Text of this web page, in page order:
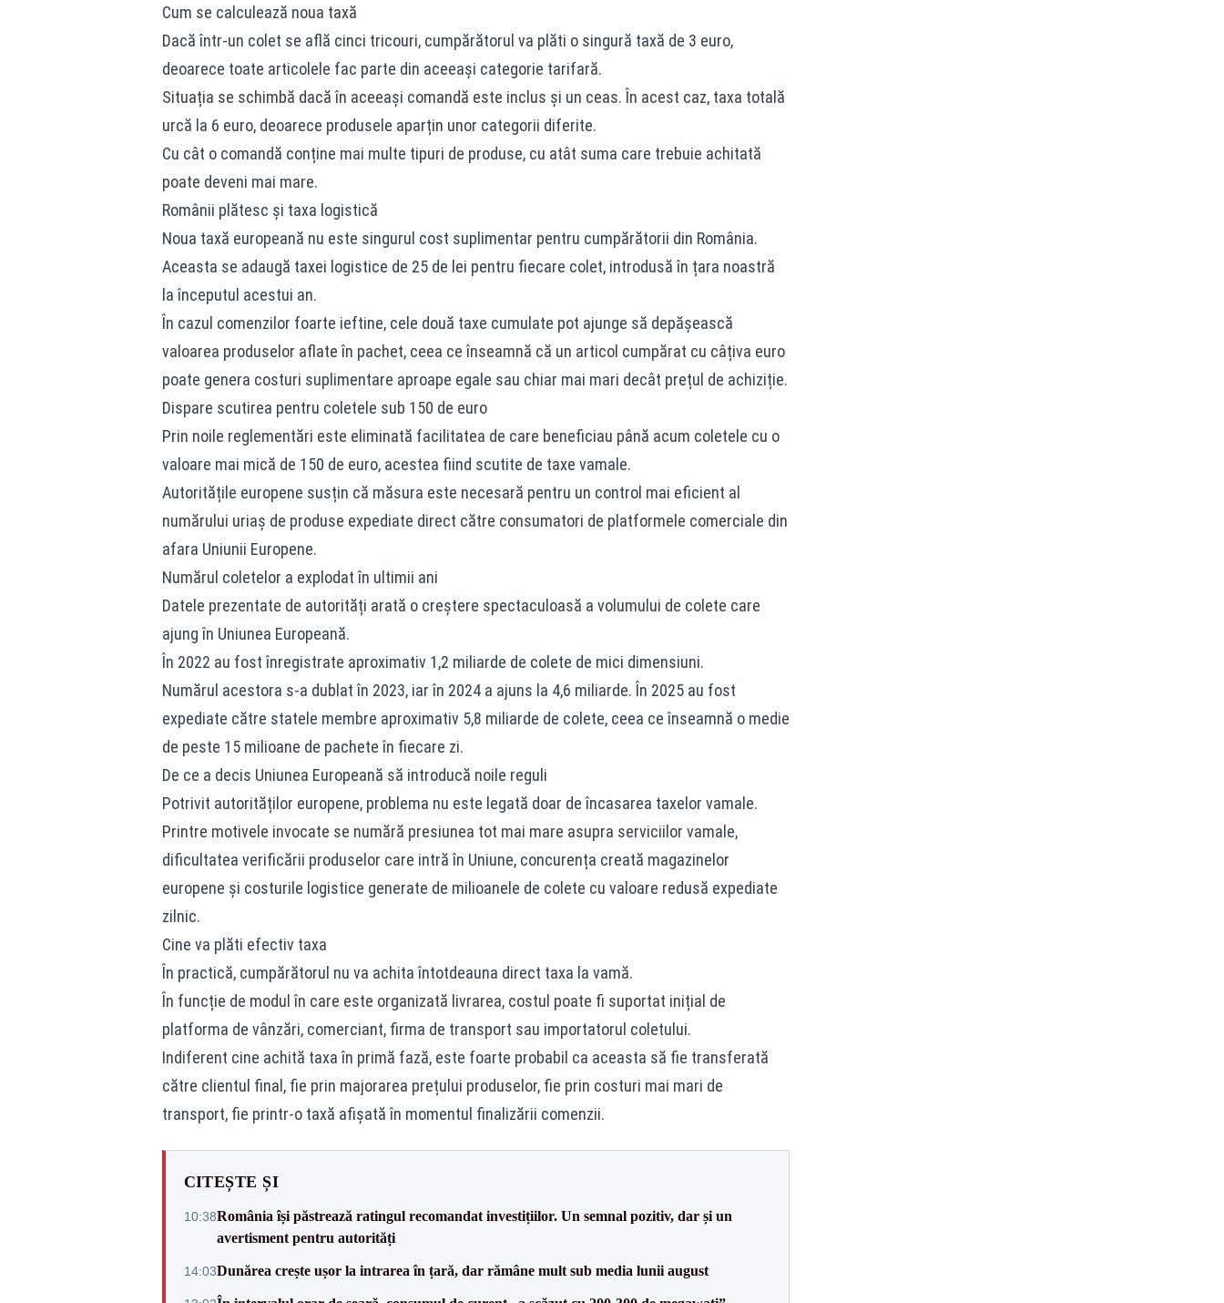
Cum se calculează noua taxă
Dacă într-un colet se află cinci tricouri, cumpărătorul va plăti o singură taxă de 3 euro,
deoarece toate articolele fac parte din aceeași categorie tarifară.
Situația se schimbă dacă în aceeași comandă este inclus și un ceas. În acest caz, taxa totală
urcă la 6 euro, deoarece produsele aparțin unor categorii diferite.
Cu cât o comandă conține mai multe tipuri de produse, cu atât suma care trebuie achitată
poate deveni mai mare.
Românii plătesc și taxa logistică
Noua taxă europeană nu este singurul cost suplimentar pentru cumpărătorii din România.
Aceasta se adaugă taxei logistice de 25 de lei pentru fiecare colet, introdusă în țara noastră
la începutul acestui an.
În cazul comenzilor foarte ieftine, cele două taxe cumulate pot ajunge să depășească
valoarea produselor aflate în pachet, ceea ce înseamnă că un articol cumpărat cu câțiva euro
poate genera costuri suplimentare aproape egale sau chiar mai mari decât prețul de achiziție.
Dispare scutirea pentru coletele sub 150 de euro
Prin noile reglementări este eliminată facilitatea de care beneficiau până acum coletele cu o
valoare mai mică de 150 de euro, acestea fiind scutite de taxe vamale.
Autoritățile europene susțin că măsura este necesară pentru un control mai eficient al
numărului uriaș de produse expediate direct către consumatori de platformele comerciale din
afara Uniunii Europene.
Numărul coletelor a explodat în ultimii ani
Datele prezentate de autorități arată o creștere spectaculoasă a volumului de colete care
ajung în Uniunea Europeană.
În 2022 au fost înregistrate aproximativ 1,2 miliarde de colete de mici dimensiuni.
Numărul acestora s-a dublat în 2023, iar în 2024 a ajuns la 4,6 miliarde. În 2025 au fost
expediate către statele membre aproximativ 5,8 miliarde de colete, ceea ce înseamnă o medie
de peste 15 milioane de pachete în fiecare zi.
De ce a decis Uniunea Europeană să introducă noile reguli
Potrivit autorităților europene, problema nu este legată doar de încasarea taxelor vamale.
Printre motivele invocate se numără presiunea tot mai mare asupra serviciilor vamale,
dificultatea verificării produselor care intră în Uniune, concurența creată magazinelor
europene și costurile logistice generate de milioanele de colete cu valoare redusă expediate
zilnic.
Cine va plăti efectiv taxa
În practică, cumpărătorul nu va achita întotdeauna direct taxa la vamă.
În funcție de modul în care este organizată livrarea, costul poate fi suportat inițial de
platforma de vânzări, comerciant, firma de transport sau importatorul coletului.
Indiferent cine achită taxa în primă fază, este foarte probabil ca aceasta să fie transferată
către clientul final, fie prin majorarea prețului produselor, fie prin costuri mai mari de
transport, fie printr-o taxă afișată în momentul finalizării comenzii.
CITEȘTE ȘI
10:38România își păstrează ratingul recomandat investițiilor. Un semnal pozitiv, dar și un
avertisment pentru autorități
14:03Dunărea crește ușor la intrarea în țară, dar rămâne mult sub media lunii august